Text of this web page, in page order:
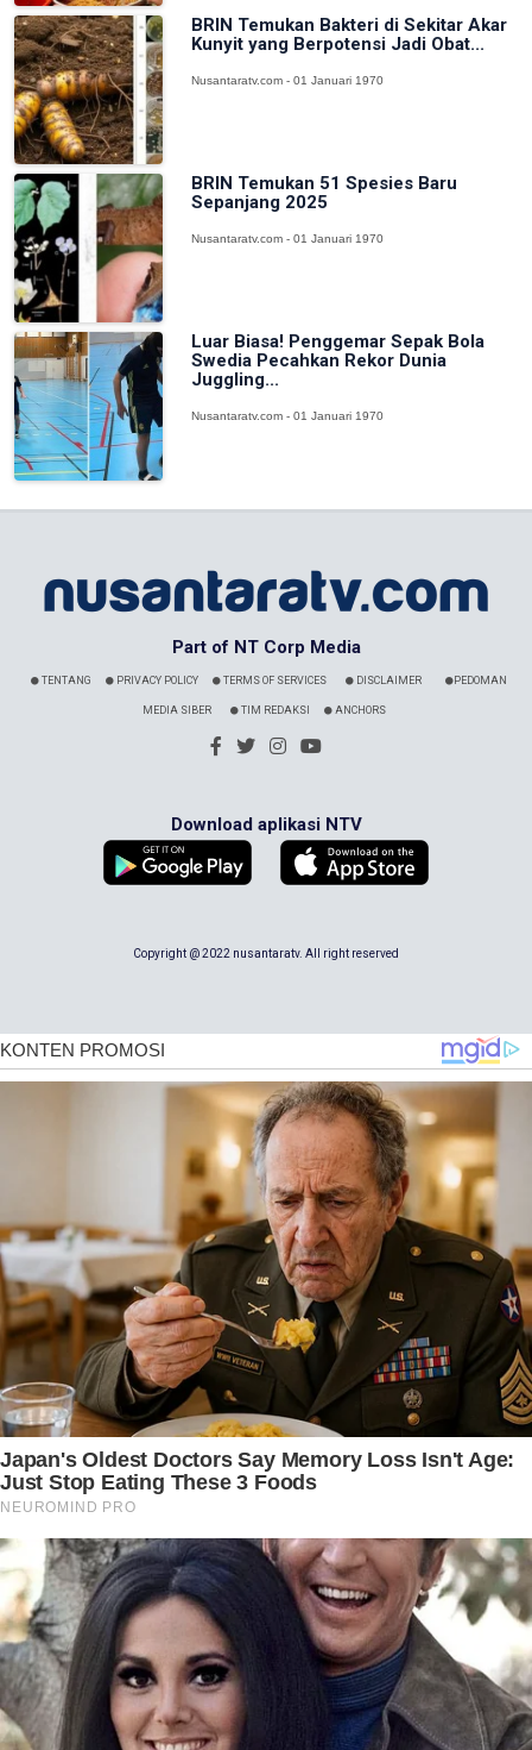
BRIN Temukan Bakteri di Sekitar Akar
Kunyit yang Berpotensi Jadi Obat...
Nusantaratv.com - 01 Januari 1970
BRIN Temukan 51 Spesies Baru
Sepanjang 2025
Nusantaratv.com - 01 Januari 1970
Luar Biasa! Penggemar Sepak Bola
Swedia Pecahkan Rekor Dunia
Juggling...
Nusantaratv.com - 01 Januari 1970
Part of NT Corp Media
TENTANG PRIVACY POLICY TERMS OF SERVICES DISCLAIMER PEDOMAN
MEDIA SIBER TIM REDAKSI ANCHORS
Download aplikasi NTV
Copyright @ 2022 nusantaratv. All right reserved